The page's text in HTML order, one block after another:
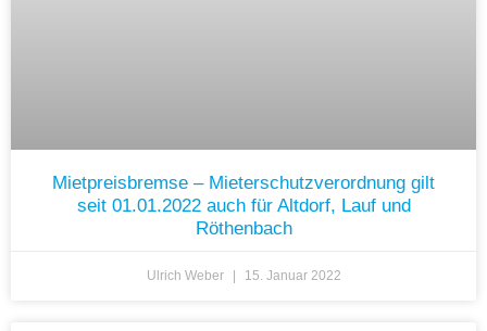
Mietpreisbremse – Mieterschutzverordnung gilt
seit 01.01.2022 auch für Altdorf, Lauf und
Röthenbach
Ulrich Weber 15. Januar 2022